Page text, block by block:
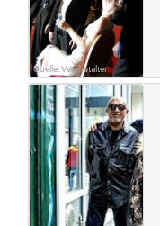
Quelle: Veranstalter